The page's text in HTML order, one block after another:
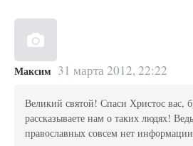
Максим 31 марта 2012, 22:22
Великий святой! Спаси Христос вас,
рассказываете нам о таких людях!
православных совсем нет